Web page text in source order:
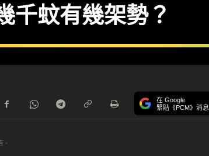
千蚊有幾架勢？
在 Google
緊貼《PCM》消息
-